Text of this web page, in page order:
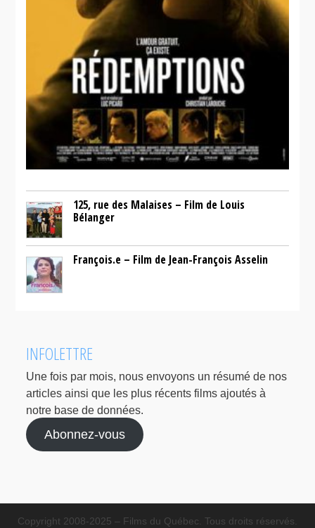
125, rue des Malaises – Film de Louis
Bélanger
François.e – Film de Jean-François Asselin
INFOLETTRE
Une fois par mois, nous envoyons un résumé de nos
articles ainsi que les plus récents films ajoutés à
notre base de données.
Abonnez-vous
Copyright 2008-2025 – Films du Québec. Tous droits réservés.